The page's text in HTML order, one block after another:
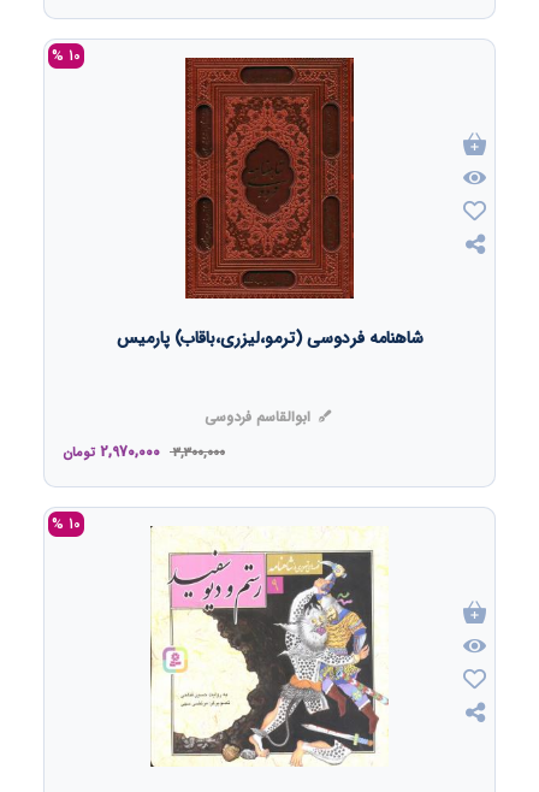
10 %
شاهنامه فردوسی (ترمو،لیزری،باقاب) پارمیس
ابوالقاسم فردوسی
3,300,000
2,970,000 تومان
10 %